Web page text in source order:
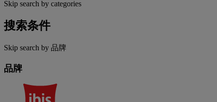
Skip search by categories
搜索条件
Skip search by 品牌
品牌